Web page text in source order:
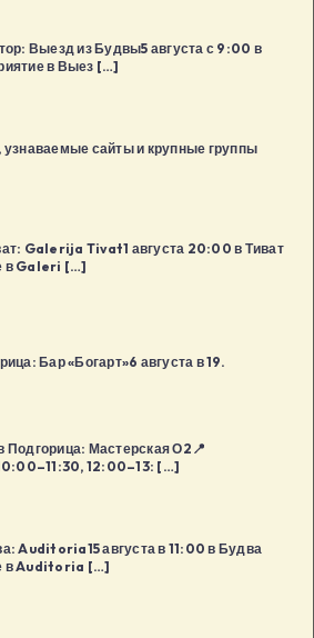
Выезд из Будвы5 августа с 9:00 в
в Выез […]
сайты и крупные группы
Galerija Tivat1 августа 20:00 в Тиват
в Galeri […]
Бар «Богарт»6 августа в 19.
Мастерская О2📍
12:00–13: […]
Auditoria15 августа в 11:00 в Будва
в Auditoria […]